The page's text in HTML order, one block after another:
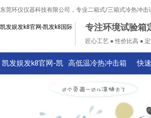
东莞环仪仪器科技有限公司，专业二箱式/三箱式冷热冲
凯发娱发k8官网-凯发k8国际 专注环境试验箱
匠心工艺 ● 性价比高 ●
凯发娱发k8官网-凯 高低温冷热冲击箱 快